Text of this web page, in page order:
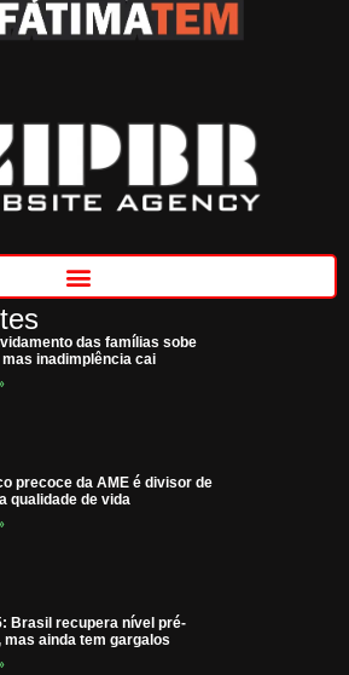
das famílias sobe
mas inadimplência cai
precoce da AME é divisor de
qualidade de vida
Brasil recupera nível pré-
mas ainda tem gargalos